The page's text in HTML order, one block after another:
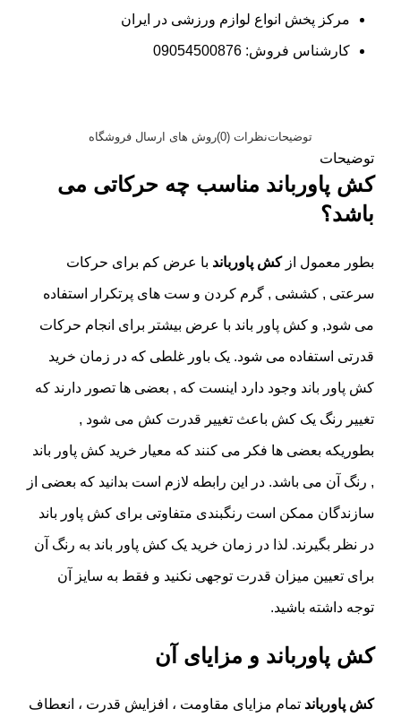
مرکز پخش انواع لوازم ورزشی در ایران
کارشناس فروش: 09054500876
توضیحاتنظرات (0) روش های ارسال فروشگاه
توضیحات
کش پاورباند مناسب چه حرکاتی می
باشد؟
بطور معمول ازکش پاورباند با عرض کم برای حرکات
سرعتی , کششی , گرم کردن و ست های پرتکرار استفاده
می شود, و کش پاور باند با عرض بیشتر برای انجام حرکات
قدرتی استفاده می شود. یک باور غلطی که در زمان خرید
کش پاور باند وجود دارد اینست که , بعضی ها تصور دارند که
تغییر رنگ یک کش باعث تغییر قدرت کش می شود ,
بطوریکه بعضی ها فکر می کنند که معیار خرید کش پاور باند
, رنگ آن می باشد. در این رابطه لازم است بدانید که بعضی از
سازندگان ممکن است رنگبندی متفاوتی برای کش پاور باند
در نظر بگیرند. لذا در زمان خرید یک کش پاور باند به رنگ آن
برای تعیین میزان قدرت توجهی نکنید و فقط به سایز آن
توجه داشته باشید.
کش پاورباند و مزایای آن
کش پاورباند تمام مزایای مقاومت ، افزایش قدرت ، انعطاف